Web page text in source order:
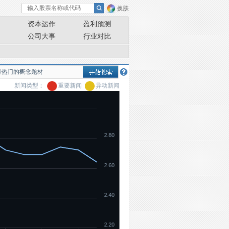
换肤
资本运作
盈利预测
公司大事 行业对比
新闻类型： 重要新闻 异动新闻
2.20
2.40
2.60
2.80